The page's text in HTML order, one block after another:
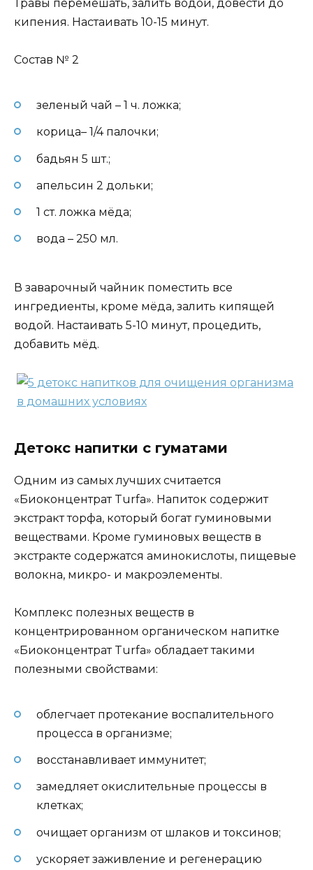
Травы перемешать, залить водой, довести до
кипения. Настаивать 10-15 минут.
Состав № 2
зеленый чай – 1 ч. ложка;
корица– 1/4 палочки;
бадьян 5 шт.;
апельсин 2 дольки;
1 ст. ложка мёда;
вода – 250 мл.
В заварочный чайник поместить все
ингредиенты, кроме мёда, залить кипящей
водой. Настаивать 5-10 минут, процедить,
добавить мёд.
Детокс напитки с гуматами
Одним из самых лучших считается
«Биоконцентрат Turfa». Напиток содержит
экстракт торфа, который богат гуминовыми
веществами. Кроме гуминовых веществ в
экстракте содержатся аминокислоты, пищевые
волокна, микро- и макроэлементы.
Комплекс полезных веществ в
концентрированном органическом напитке
«Биоконцентрат Turfa» обладает такими
полезными свойствами:
облегчает протекание воспалительного
процесса в организме;
восстанавливает иммунитет;
замедляет окислительные процессы в
клетках;
очищает организм от шлаков и токсинов;
ускоряет заживление и регенерацию